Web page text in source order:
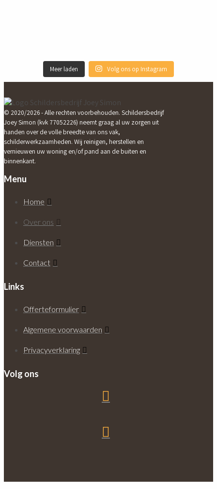
Meer laden Volg ons op Instagram
© 2020/2026 - Alle rechten voorbehouden. Schildersbedrijf
Joey Simon (kvk 77052226) neemt graag al uw zorgen uit
handen over de volle breedte van ons vak,
schilderwerkzaamheden. Wij reinigen, herstellen en
vernieuwen uw woning en/of pand aan de buiten en
binnenkant.
Menu
Home
Over ons
Diensten
Contact
Links
Offerteformulier
Algemene voorwaarden
Privacyverklaring
Volg ons